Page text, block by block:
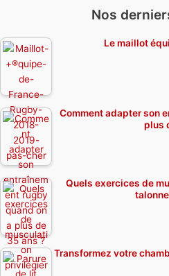
Nos
Le maillot
Comment adapter son
plus
Quels exercices de
Transformez votre